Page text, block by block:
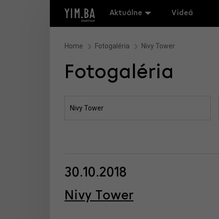
Aktuálne Videá
Home Fotogaléria Nivy Tower
Fotogaléria
30.10.2018
Nivy Tower